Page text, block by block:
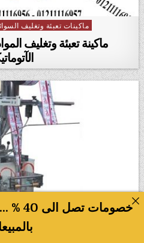
Posted in
ماكينات تعبئة وتغليف
ماكينة تعبئة وتغليف